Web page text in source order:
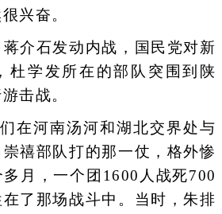
兴奋。
石发动内战，国民党对新
杜学发所在的部队突围到陕
击战。
河南汤河和湖北交界处与
禧部队打的那一仗，格外惨
月，一个团1600人战死700
了那场战斗中。当时，朱排